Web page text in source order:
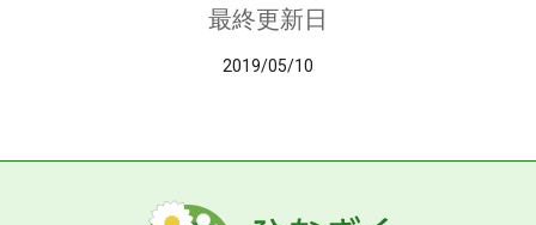
最終更新日
2019/05/10